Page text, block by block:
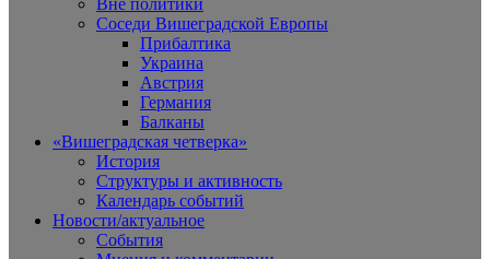
Вне политики
Соседи Вишеградской Европы
Прибалтика
Украина
Австрия
Германия
Балканы
«Вишеградская четверка»
История
Структуры и активность
Календарь событий
Новости/актуальное
События